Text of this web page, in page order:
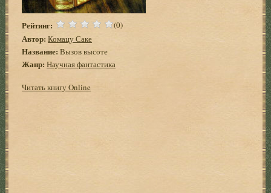
Рейтинг: (0)
Автор: Комацу Саке
Название: Вызов высоте
Жанр: Научная фантастика
Читать книгу Online